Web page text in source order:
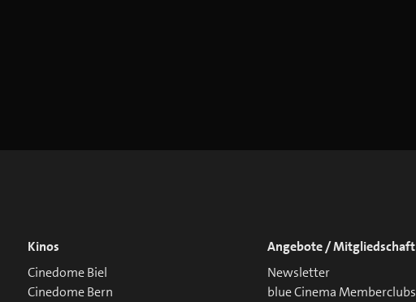
Kinos
Cinedome Biel
Cinedome Bern
Angebote / Mitgliedschaft
Newsletter
blue Cinema Memberclubs